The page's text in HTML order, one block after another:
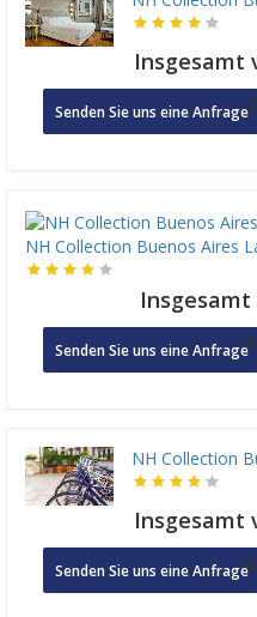
Insgesamt
Senden Sie uns eine Anfrage
NH Collection Buenos Aires
Insgesamt
Senden Sie uns eine Anfrage
NH Collection
Insgesamt
Senden Sie uns eine Anfrage